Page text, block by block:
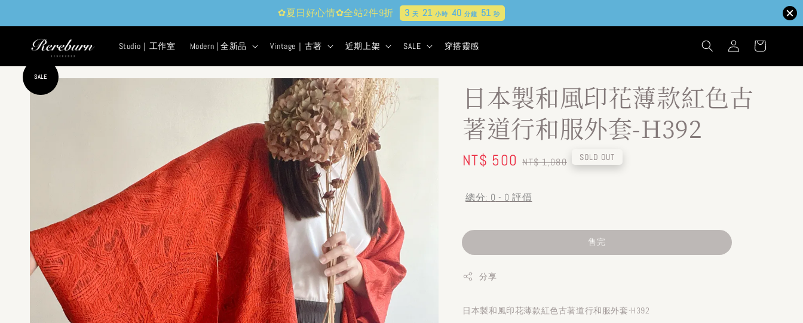
✿夏日好心情✿全站2件9折 3 天 21小時 40分鐘 50秒
Studio｜工作室 Modern | 全新品 Vintage｜古著 近期上架 SALE 穿搭靈感
SALE
日本製和風印花薄款紅色古
著道行和服外套-H392
Sale
NT$ 500 Regular
NT$ 1,080 SOLD OUT
總分: 0 - 0 評價
售完
分享
日本製和風印花薄款紅色古著道行和服外套-H392